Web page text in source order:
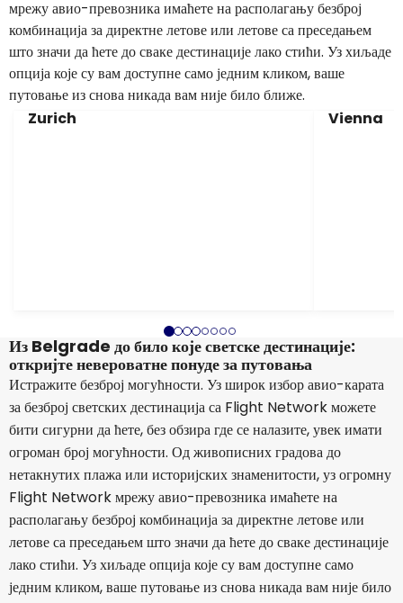
мрежу авио-превозника имаћете на располагању безброј
комбинација за директне летове или летове са преседањем
што значи да ћете до сваке дестинације лако стићи. Уз хиљаде
опција које су вам доступне само једним кликом, ваше
путовање из снова никада вам није било ближе.
Zurich
Vienna
Из Belgrade до било које светске дестинације:
откријте невероватне понуде за путовања
Истражите безброј могућности. Уз широк избор авио-карата
за безброј светских дестинација са Flight Network можете
бити сигурни да ћете, без обзира где се налазите, увек имати
огроман број могућности. Од живописних градова до
нетакнутих плажа или историјских знаменитости, уз огромну
Flight Network мрежу авио-превозника имаћете на
располагању безброј комбинација за директне летове или
летове са преседањем што значи да ћете до сваке дестинације
лако стићи. Уз хиљаде опција које су вам доступне само
једним кликом, ваше путовање из снова никада вам није било